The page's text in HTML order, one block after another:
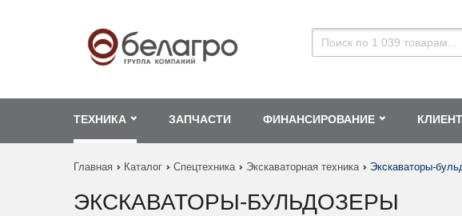
ТЕХНИКА ЗАПЧАСТИ ФИНАНСИРОВАНИЕ
Главная Каталог Спецтехника Экскаваторная техника Экскаваторы-
ЭКСКАВАТОРЫ-БУЛЬДОЗЕРЫ